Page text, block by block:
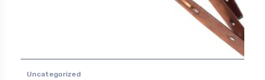
Uncategorized